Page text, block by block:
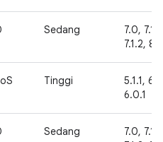
Sedang
7.0, 7.1.1,
7.1.2,
Tinggi
5.1.1,
6.0.1
Sedang
7.0, 7.1.1,